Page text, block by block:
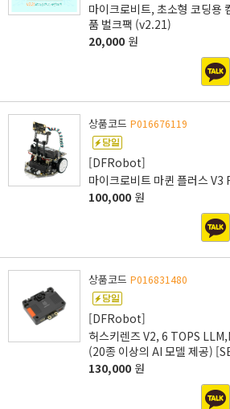
마이크로비트, 초소형 코딩
품 벌크팩 (v2.21)
20,000 원
상품코드 P016676119
[DFRobot]
마이크로비트 마퀸 플러스 V3
100,000 원
상품코드 P016831480
[DFRobot]
허스키렌즈 V2, 6 TOPS
(20종 이상의 AI 모델 제공)
130,000 원